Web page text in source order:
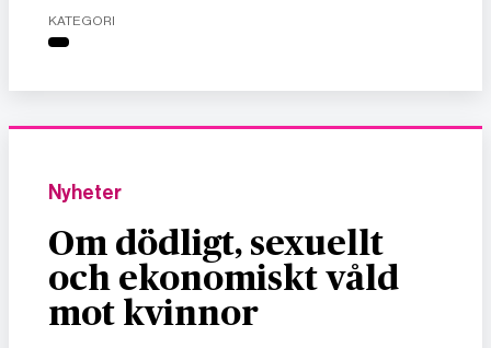
KATEGORI
Nyheter
Om dödligt, sexuellt
och ekonomiskt våld
mot kvinnor